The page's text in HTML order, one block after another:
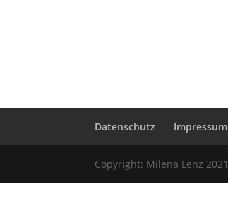
Datenschutz Impressum
Copyright: Milena Lenz 2021